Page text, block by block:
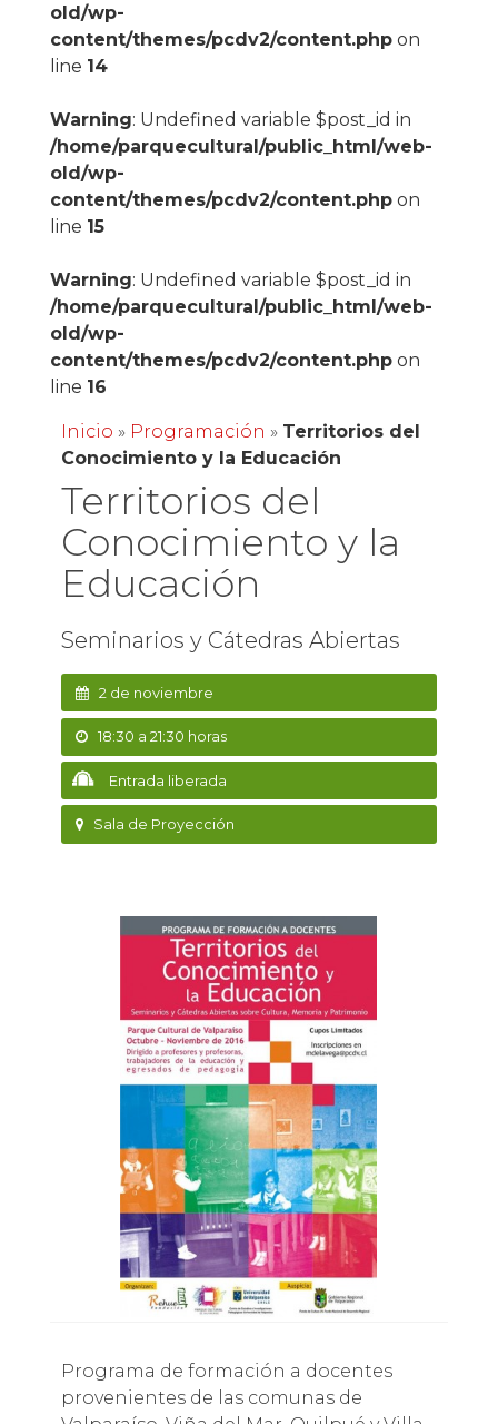
old/wp-
content/themes/pcdv2/content.phpon
line 14
Warning: Undefined variable $post_id in
/home/parquecultural/public_html/web-
old/wp-
content/themes/pcdv2/content.phpon
line 15
Warning: Undefined variable $post_id in
/home/parquecultural/public_html/web-
old/wp-
content/themes/pcdv2/content.phpon
line 16
Inicio » Programación » Territorios del
Conocimiento y la Educación
Territorios del
Conocimiento y la
Educación
Seminarios y Cátedras Abiertas
2 de noviembre
18:30 a 21:30 horas
Entrada liberada
Sala de Proyección
Programa de formación a docentes
provenientes de las comunas de